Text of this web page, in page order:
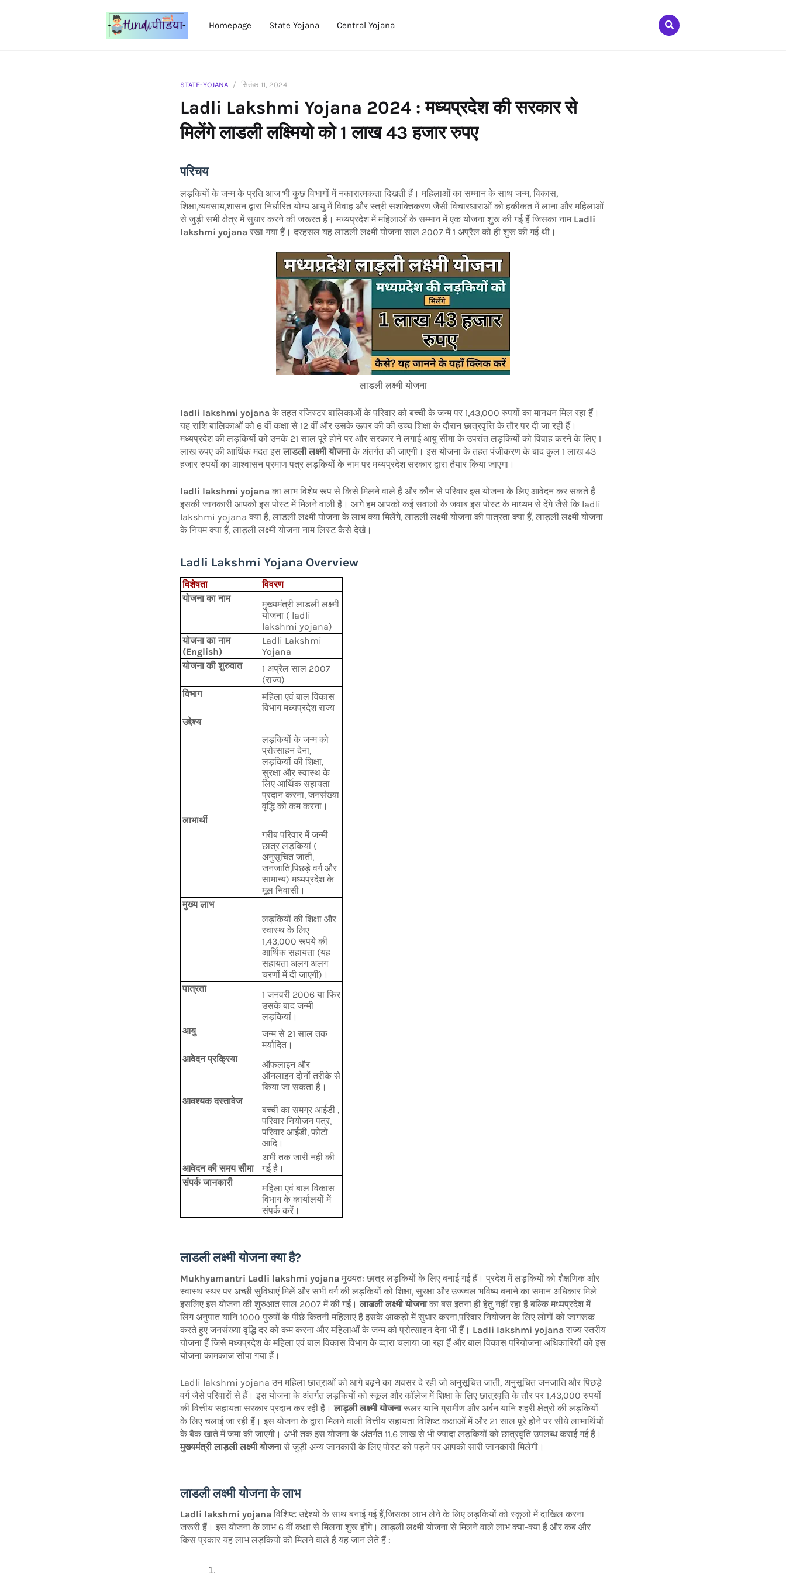
Homepage State Yojana Central Yojana
STATE-YOJANA सितंबर 11, 2024
Ladli Lakshmi Yojana 2024 : मध्यप्रदेश की सरकार से
मिलेंगे लाडली लक्ष्मियो को 1 लाख 43 हजार रुपए
परिचय
लड़कियों के जन्म के प्रति आज भी कुछ विभागों में नकारात्मकता दिखती हैं। महिलाओं का सम्मान के साथ जन्म, विकास,
शिक्षा,व्यवसाय,शासन द्वारा निर्धारित योग्य आयु में विवाह और स्त्री सशक्तिकरण जैसी विचारधाराओं को हकीकत में लाना और महिलाओं
से जुड़ी सभी क्षेत्र में सुधार करने की जरूरत हैं। मध्यप्रदेश में महिलाओं के सम्मान में एक योजना शुरू की गई हैं जिसका नाम Ladli
lakshmi yojana रखा गया हैं। दरहसल यह लाडली लक्ष्मी योजना साल 2007 में 1 अप्रैल को ही शुरू की गई थी।
लाडली लक्ष्मी योजना
ladli lakshmi yojana के तहत रजिस्टर बालिकाओं के परिवार को बच्ची के जन्म पर 1,43,000 रुपयों का मानधन मिल रहा हैं।
यह राशि बालिकाओं को 6 वीं कक्षा से 12 वीं और उसके ऊपर की की उच्च शिक्षा के दौरान छात्रवृत्ति के तौर पर दी जा रही हैं।
मध्यप्रदेश की लड़कियों को उनके 21 साल पूरे होने पर और सरकार ने लगाई आयु सीमा के उपरांत लड़कियों को विवाह करने के लिए 1
लाख रुपए की आर्थिक मदत इसलाडली लक्ष्मी योजनाके अंतर्गत की जाएगी। इस योजना के तहत पंजीकरण के बाद कुल 1 लाख 43
हजार रुपयों का आश्वासन प्रमाण पत्र लड़कियों के नाम पर मध्यप्रदेश सरकार द्वारा तैयार किया जाएगा।
ladli lakshmi yojana का लाभ विशेष रूप से किसे मिलने वाले हैं और कौन से परिवार इस योजना के लिए आवेदन कर सकते हैं
इसकी जानकारी आपको इस पोस्ट में मिलने वाली हैं। आगे हम आपको कई सवालों के जवाब इस पोस्ट के माध्यम से देंगे जैसे कि ladli
lakshmi yojana क्या हैं, लाडली लक्ष्मी योजना के लाभ क्या मिलेंगे, लाडली लक्ष्मी योजना की पात्रता क्या हैं, लाड़ली लक्ष्मी योजना
के नियम क्या हैं, लाड़ली लक्ष्मी योजना नाम लिस्ट कैसे देखे।
Ladli Lakshmi Yojana Overview
विशेषता
विवरण
योजना का नाम
मुख्यमंत्री लाडली लक्ष्मी
योजना ( ladli
lakshmi yojana)
योजना का नाम
(English)
Ladli Lakshmi
Yojana
योजना की शुरुवात
1 अप्रैल साल 2007
(राज्य)
विभाग
महिला एवं बाल विकास
विभाग मध्यप्रदेश राज्य
उद्देश्य
लड़कियों के जन्म को
प्रोत्साहन देना,
लड़कियों की शिक्षा,
सुरक्षा और स्वास्थ के
लिए आर्थिक सहायता
प्रदान करना, जनसंख्या
वृद्धि को कम करना।
लाभार्थी
गरीब परिवार में जन्मी
छात्र लड़कियां (
अनुसूचित जाती,
जनजाति,पिछड़े वर्ग और
सामान्य) मध्यप्रदेश के
मूल निवासी।
मुख्य लाभ
लड़कियों की शिक्षा और
स्वास्थ के लिए
1,43,000 रूपये की
आर्थिक सहायता (यह
सहायता अलग अलग
चरणों में दी जाएगी)।
पात्रता
1 जनवरी 2006 या फिर
उसके बाद जन्मी
लड़कियां।
आयु
जन्म से 21 साल तक
मर्यादित।
आवेदन प्रक्रिया
ऑफलाइन और
ऑनलाइन दोनों तरीके से
किया जा सकता हैं।
आवश्यक दस्तावेज
बच्ची का समग्र आईडी ,
परिवार नियोजन पत्र,
परिवार आईडी, फोटो
आदि।
आवेदन की समय सीमा
अभी तक जारी नही की
गई है।
संपर्क जानकारी
महिला एवं बाल विकास
विभाग के कार्यालयों में
संपर्क करें।
लाडली लक्ष्मी योजना क्या है?
Mukhyamantri Ladli lakshmi yojana मुख्यत: छात्र लड़कियों के लिए बनाई गई हैं। प्रदेश में लड़कियों को शैक्षणिक और
स्वास्थ स्थर पर अच्छी सुविधाएं मिलें और सभी वर्ग की लड़कियों को शिक्षा, सुरक्षा और उज्ज्वल भविष्य बनाने का समान अधिकार मिले
इसलिए इस योजना की शुरुआत साल 2007 में की गई।लाडली लक्ष्मी योजनाका बस इतना ही हेतु नहीं रहा हैं बल्कि मध्यप्रदेश में
लिंग अनुपात यानि 1000 पुरुषों के पीछे कितनी महिलाएं हैं इसके आकड़ों में सुधार करना,परिवार नियोजन के लिए लोगों को जागरूक
करते हुए जनसंख्या वृद्धि दर को कम करना और महिलाओं के जन्म को प्रोत्साहन देना भी हैं। Ladli lakshmi yojana राज्य स्तरीय
योजना हैं जिसे मध्यप्रदेश के महिला एवं बाल विकास विभाग के व्दारा चलाया जा रहा हैं और बाल विकास परियोजना अधिकारियों को इस
योजना कामकाज सौपा गया हैं।
Ladli lakshmi yojana उन महिला छात्राओं को आगे बढ़ने का अवसर दे रही जो अनुसूचित जाती, अनुसूचित जनजाति और पिछड़े
वर्ग जैसे परिवारों से हैं। इस योजना के अंतर्गत लड़कियों को स्कूल और कॉलेज में शिक्षा के लिए छात्रवृति के तौर पर 1,43,000 रुपयों
की वित्तीय सहायता सरकार प्रदान कर रही हैं।लाड़ली लक्ष्मी योजनारूलर यानि ग्रामीण और अर्बन यानि शहरी क्षेत्रों की लड़कियों
के लिए चलाई जा रही हैं। इस योजना के द्वारा मिलने वाली वित्तीय सहायता विशिष्ट कक्षाओं में और 21 साल पूरे होने पर सीधे लाभार्थियों
के बैंक खाते में जमा की जाएगी। अभी तक इस योजना के अंतर्गत 11.6 लाख से भी ज्यादा लड़कियों को छात्रवृति उपलब्ध कराई गई हैं।
मुख्यमंत्री लाड़ली लक्ष्मी योजनासे जुड़ी अन्य जानकारी के लिए पोस्ट को पड़ने पर आपको सारी जानकारी मिलेगी।
लाडली लक्ष्मी योजना के लाभ
Ladli lakshmi yojana विशिष्ट उद्देश्यों के साथ बनाई गई हैं,जिसका लाभ लेने के लिए लड़कियों को स्कूलों में दाखिल करना
जरूरी हैं। इस योजना के लाभ 6 वीं कक्षा से मिलना शुरू होंगे। लाड़ली लक्ष्मी योजना से मिलने वाले लाभ क्या-क्या हैं और कब और
किस प्रकार यह लाभ लड़कियों को मिलने वाले हैं यह जान लेते हैं :